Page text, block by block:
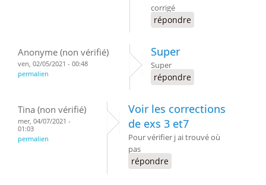
corrigé
répondre
Anonyme (non vérifié)
ven, 02/05/2021 - 00:48
permalien
Super
Super
répondre
Tina (non vérifié)
mer, 04/07/2021 -
01:03
permalien
Voir les corrections
de exs 3 et7
Pour vérifier j ai trouvé où
pas
répondre